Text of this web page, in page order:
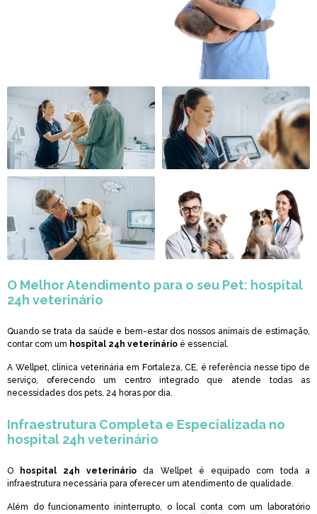
O Melhor Atendimento para o seu Pet: hospital
24h veterinário
Quando se trata da saúde e bem-estar dos nossos animais de estimação,
contar com um hospital 24h veterinário é essencial.
A Wellpet, clínica veterinária em Fortaleza, CE, é referência nesse tipo de
serviço, oferecendo um centro integrado que atende todas as
necessidades dos pets, 24 horas por dia.
Infraestrutura Completa e Especializada no
hospital 24h veterinário
O hospital 24h veterinário da Wellpet é equipado com toda a
infraestrutura necessária para oferecer um atendimento de qualidade.
Além do funcionamento ininterrupto, o local conta com um laboratório